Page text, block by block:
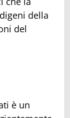
della
del
è un